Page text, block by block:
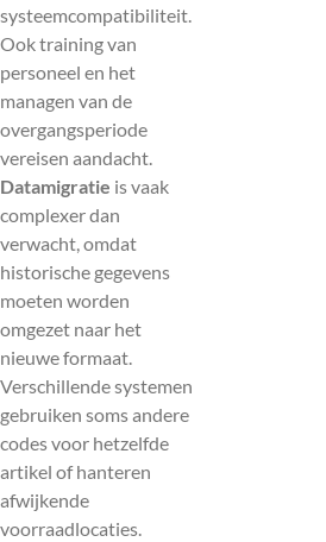
systeemcompatibiliteit.
Ook training van
personeel en het
managen van de
overgangsperiode
vereisen aandacht.
Datamigratie is vaak
complexer dan
verwacht, omdat
historische gegevens
moeten worden
omgezet naar het
nieuwe formaat.
Verschillende systemen
gebruiken soms andere
codes voor hetzelfde
artikel of hanteren
afwijkende
voorraadlocaties.